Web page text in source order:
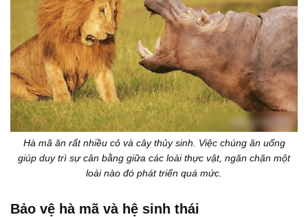
Hà mã ăn rất nhiều cỏ và cây thủy sinh. Việc chúng ăn uống
giúp duy trì sự cân bằng giữa các loài thực vật, ngăn chặn một
loài nào đó phát triển quá mức.
Bảo vệ hà mã và hệ sinh thái